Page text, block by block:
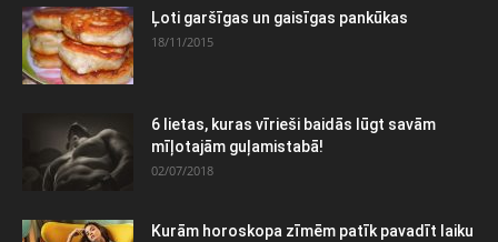
Ļoti garšīgas un gaisīgas pankūkas
18/11/2015
6 lietas, kuras vīrieši baidās lūgt savām
mīļotajām guļamistabā!
02/07/2018
Kurām horoskopa zīmēm patīk pavadīt laiku